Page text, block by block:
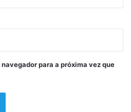
para a próxima vez que